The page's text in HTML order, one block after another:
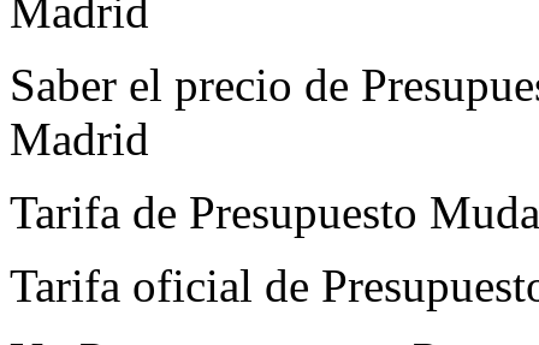
Madrid
Saber el precio de
Madrid
Tarifa de Presupuesto
Tarifa oficial de